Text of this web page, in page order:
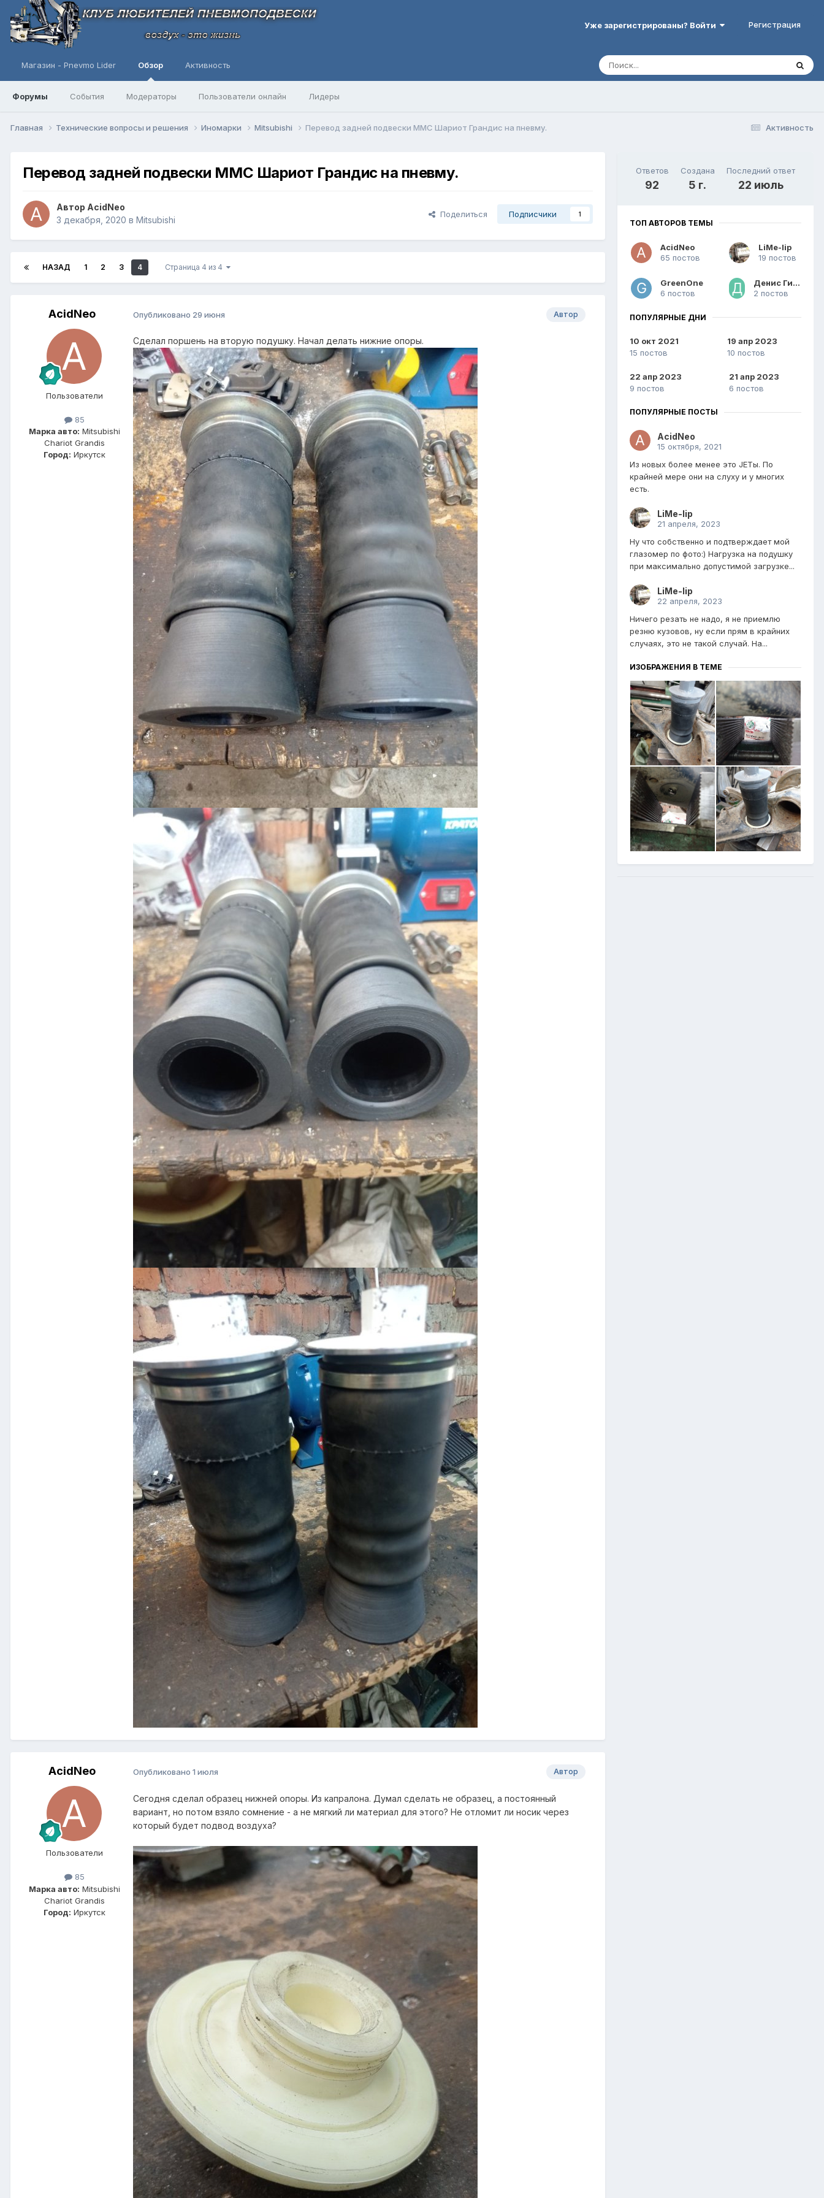
Уже зарегистрированы? Войти Регистрация
Магазин - Pnevmo Lider Обзор
Форумы События Модераторы Пользователи онлайн Лидеры
Активность
Активность
Главная Технические вопросы и решения Иномарки Mitsubishi Перевод задней подвески ММС Шариот Грандис на пневму.
Перевод задней подвески ММС Шариот Грандис на пневму.
Автор AcidNeo
3 декабря, 2020 в Mitsubishi
Поделиться Подписчики 1
НАЗАД 1 2 3 4 Страница 4 из 4
AcidNeo
Пользователи
85
Марка авто: Mitsubishi
Chariot Grandis
Город: Иркутск
Автор
Опубликовано 29 июня
Сделал поршень на вторую подушку. Начал делать нижние опоры.
AcidNeo
Пользователи
85
Марка авто: Mitsubishi
Chariot Grandis
Город: Иркутск
Автор
Опубликовано 1 июля
Сегодня сделал образец нижней опоры. Из капралона. Думал сделать не образец, а постоянный
вариант, но потом взяло сомнение - а не мягкий ли материал для этого? Не отломит ли носик через
который будет подвод воздуха?
Ответов
92
Создана
5 г.
Последний ответ
22 июль
ТОП АВТОРОВ ТЕМЫ
AcidNeo
65 постов
LiMe-lip
19 постов
GreenOne
6 постов
Денис Гитаров
2 постов
ПОПУЛЯРНЫЕ ДНИ
10 окт 2021
15 постов
19 апр 2023
10 постов
22 апр 2023
9 постов
21 апр 2023
6 постов
ПОПУЛЯРНЫЕ ПОСТЫ
AcidNeo
15 октября, 2021
Из новых более менее это JETы. По
крайней мере они на слуху и у многих
есть.
LiMe-lip
21 апреля, 2023
Ну что собственно и подтверждает мой
глазомер по фото:) Нагрузка на подушку
при максимально допустимой загрузке...
LiMe-lip
22 апреля, 2023
Ничего резать не надо, я не приемлю
резню кузовов, ну если прям в крайних
случаях, это не такой случай. На...
ИЗОБРАЖЕНИЯ В ТЕМЕ